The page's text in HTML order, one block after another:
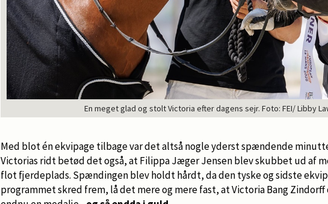
En meget glad og stolt Victoria efter dagens sejr. Foto: FEI/ Libby
Med blot én ekvipage tilbage var det altså nogle yderst spændende
Victorias ridt betød det også, at Filippa Jæger Jensen blev skubbet ud af
flot fjerdeplads. Spændingen blev holdt hårdt, da den tyske og sidste
programmet skred frem, lå det mere og mere fast, at Victoria Bang Zindorff